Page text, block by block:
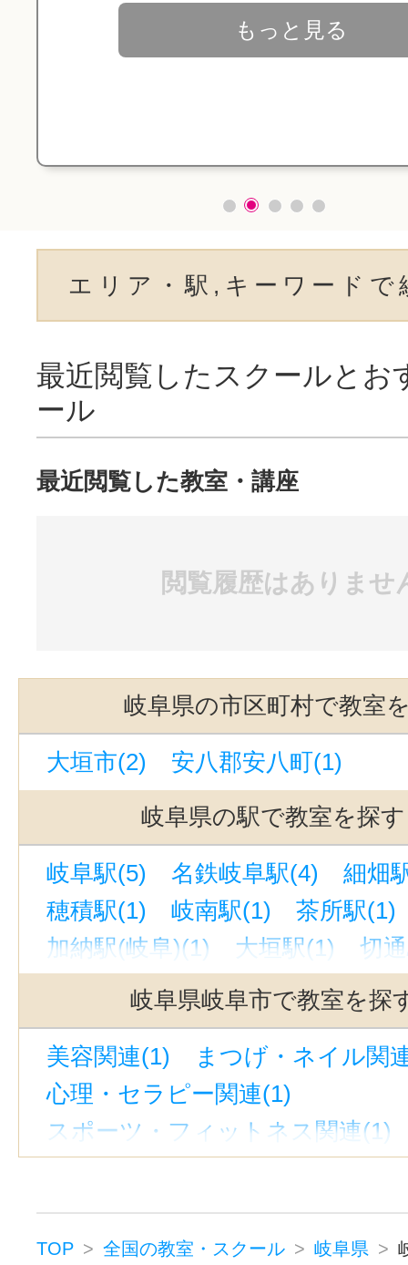
もっと見る
エリア・駅,キーワードで
最近閲覧したスクールとお
ール
最近閲覧した教室・講座
閲覧履歴はありませ
岐阜県の市区町村で教室
大垣市(2)
安八郡安八町(1)
岐阜県の駅で教室を探す
岐阜駅(5) 名鉄岐阜駅(4)
細畑
穂積駅(1)
岐南駅(1)
茶所駅(1)
加納駅(岐阜)(1)
大垣駅(1)
切
西岐阜駅(1)
岐阜県岐阜市で教室を探
美容関連(1)
まつげ・ネイル関
心理・セラピー関連(1)
スポーツ・フィットネス関連(1)
フラワー・ガーデニング関連(1)
パソコン・ITプログラミング関
TOP 全国の教室・スクール 岐阜県